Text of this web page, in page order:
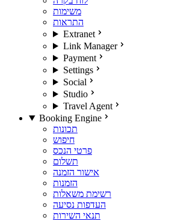
משימות
התראות
Extranet
Link Manager
Payment
Settings
Social
Studio
Travel Agent
Booking Engine
תכונות
חיפוש
פרטי הנכס
תשלום
אישור הזמנה
הזמנות
רשימת משאלות
העדפות נסיעה
תנאי השירות